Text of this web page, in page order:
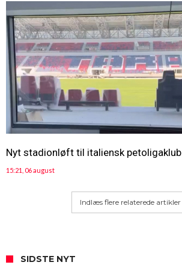
Nyt stadionløft til italiensk petoligaklub
15:21, 06 august
Indlæs flere relaterede artikler
SIDSTE NYT